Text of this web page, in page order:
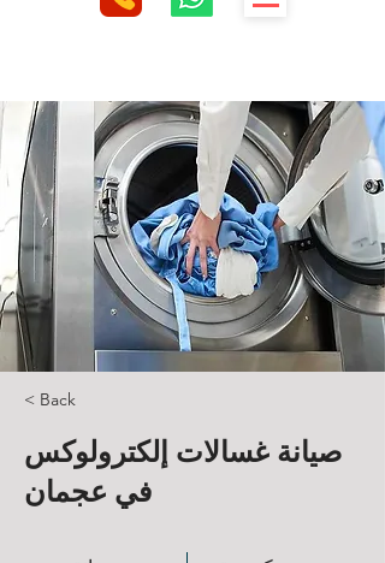
< Back
صيانة غسالات إلكترولوكس
في عجمان